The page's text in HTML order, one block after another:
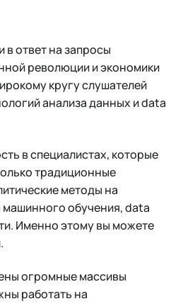
в ответ на запросы
революции и экономики
кругу слушателей
анализа данных и data
в специалистах, которые
традиционные
методы на
машинного обучения, data
Именно этому вы можете
огромные массивы
работать на